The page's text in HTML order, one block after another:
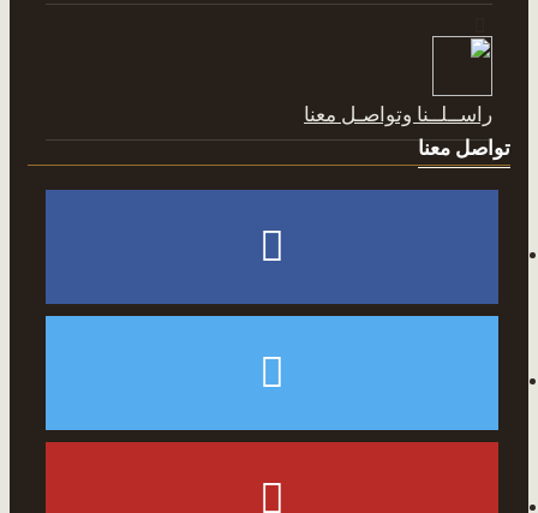
راســلــنا وتواصـل معنا
تواصل معنا